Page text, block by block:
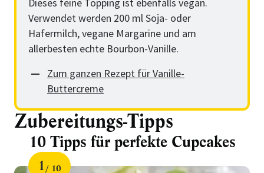
Dieses feine Topping ist ebenfalls vegan.
Verwendet werden 200 ml Soja- oder
Hafermilch, vegane Margarine und am
allerbesten echte Bourbon-Vanille.
Zum ganzen Rezept für Vanille-
Buttercreme
Zubereitungs-Tipps
10 Tipps für perfekte Cupcakes
1
10